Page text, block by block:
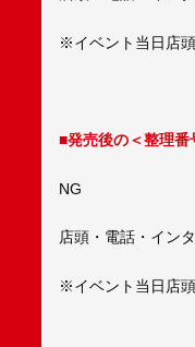
※イベント当日店
■発売後の＜整理
NG
店頭・電話・イン
※イベント当日店